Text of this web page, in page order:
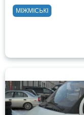
МІЖМІСЬКІ